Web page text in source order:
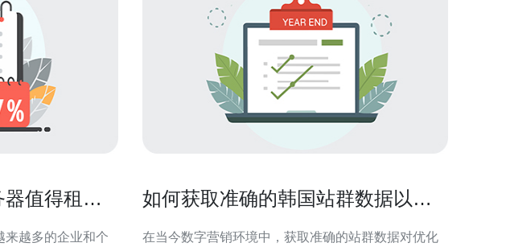
值得租用
来越多的企业和个
如何获取准确的韩国站群数据以优
在当今数字营销环境中，获取准确的站群数据对优化